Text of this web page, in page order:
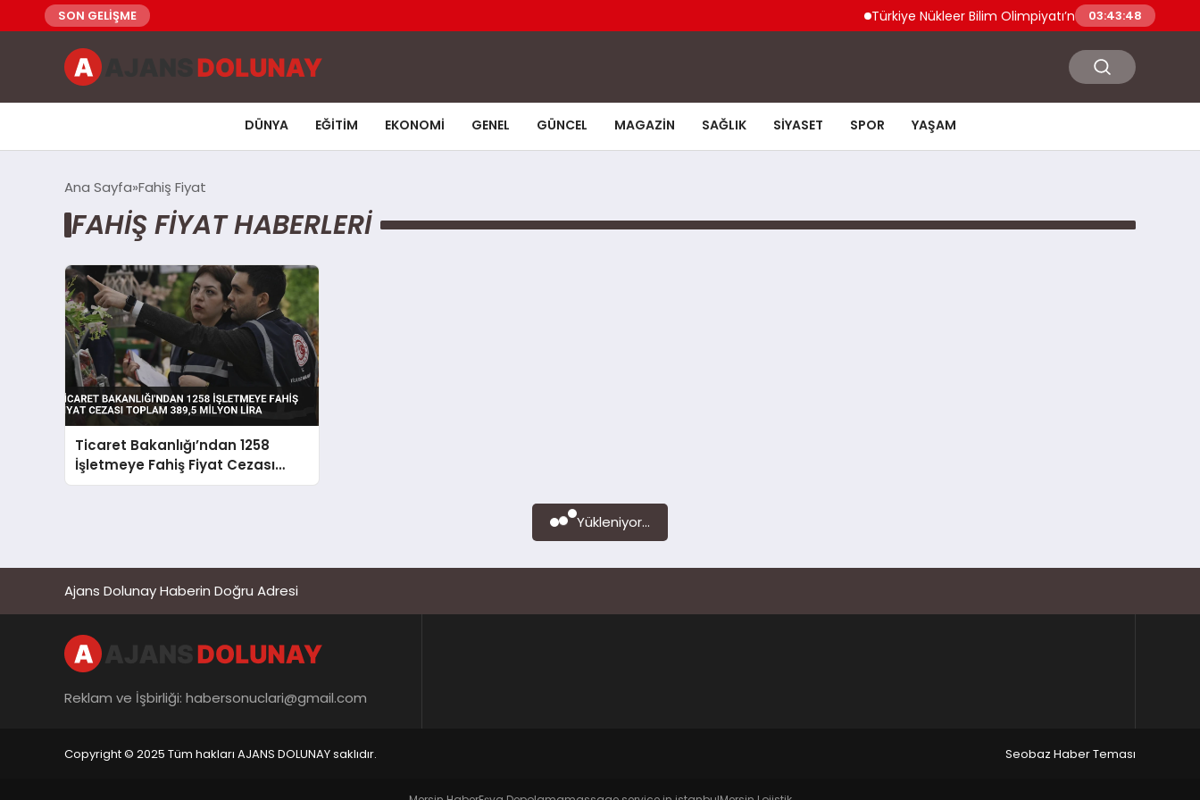
SON GELİŞME Türkiye Nükleer Bilim Olimpiyatı’na İlk Kez Katılıyor
03:43:48
DÜNYA EĞITIM EKONOMI GENEL GÜNCEL MAGAZIN SAĞLIK SIYASET SPOR YAŞAM
Ana Sayfa Fahiş Fiyat
FAHIŞ FIYAT HABERLERI
Ticaret Bakanlığı’ndan 1258
İşletmeye Fahiş Fiyat Cezası
Toplam 389,5 Milyon Lira
Yükleniyor...
Ajans Dolunay Haberin Doğru Adresi
Reklam ve İşbirliği: habersonuclari@gmail.com
Copyright © 2025 Tüm hakları AJANS DOLUNAY saklıdır. Seobaz Haber Teması